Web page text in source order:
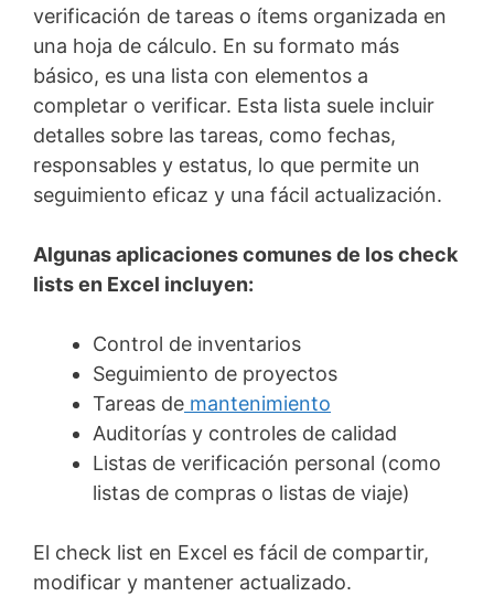
verificación de tareas o ítems organizada en
una hoja de cálculo. En su formato más
básico, es una lista con elementos a
completar o verificar. Esta lista suele incluir
detalles sobre las tareas, como fechas,
responsables y estatus, lo que permite un
seguimiento eficaz y una fácil actualización.
Algunas aplicaciones comunes de los check
lists en Excel incluyen:
Control de inventarios
Seguimiento de proyectos
Tareas de mantenimiento
Auditorías y controles de calidad
Listas de verificación personal (como
listas de compras o listas de viaje)
El check list en Excel es fácil de compartir,
modificar y mantener actualizado.